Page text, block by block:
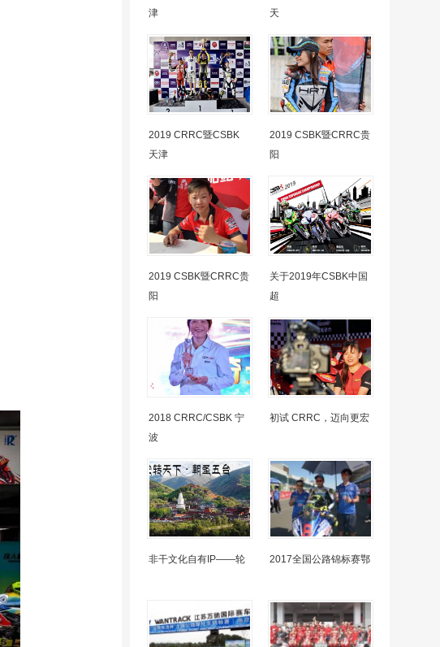
津
天
2019 CRRC暨CSBK
天津
2019 CSBK暨CRRC贵
阳
2019 CSBK暨CRRC贵
阳
关于2019年CSBK中国
超
2018 CRRC/CSBK 宁
波
初试 CRRC，迈向更宏
非干文化自有IP——轮 2017全国公路锦标赛鄂